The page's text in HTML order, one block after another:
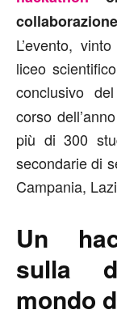
L’evento,
liceo
conclusivo
corso
più di 300
secondarie di
Campania,
Un
sulla
mondo